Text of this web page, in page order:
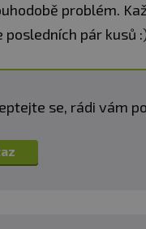
problém.
pár kusů
se, rádi vám